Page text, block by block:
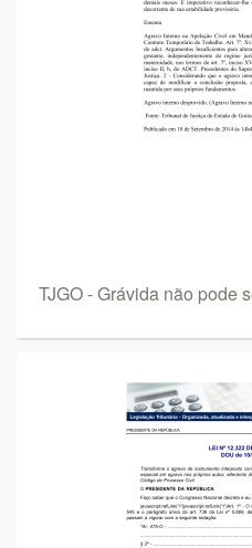
TJGO - Grávida não pode